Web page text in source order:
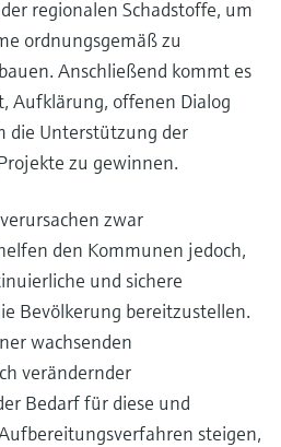
regionalen Schadstoffe, um
ordnungsgemäß zu
Anschließend kommt es
Aufklärung, offenen Dialog
die Unterstützung der
zu gewinnen.
zwar
den Kommunen jedoch,
und sichere
Bevölkerung bereitzustellen.
wachsenden
verändernder
Bedarf für diese und
steigen,